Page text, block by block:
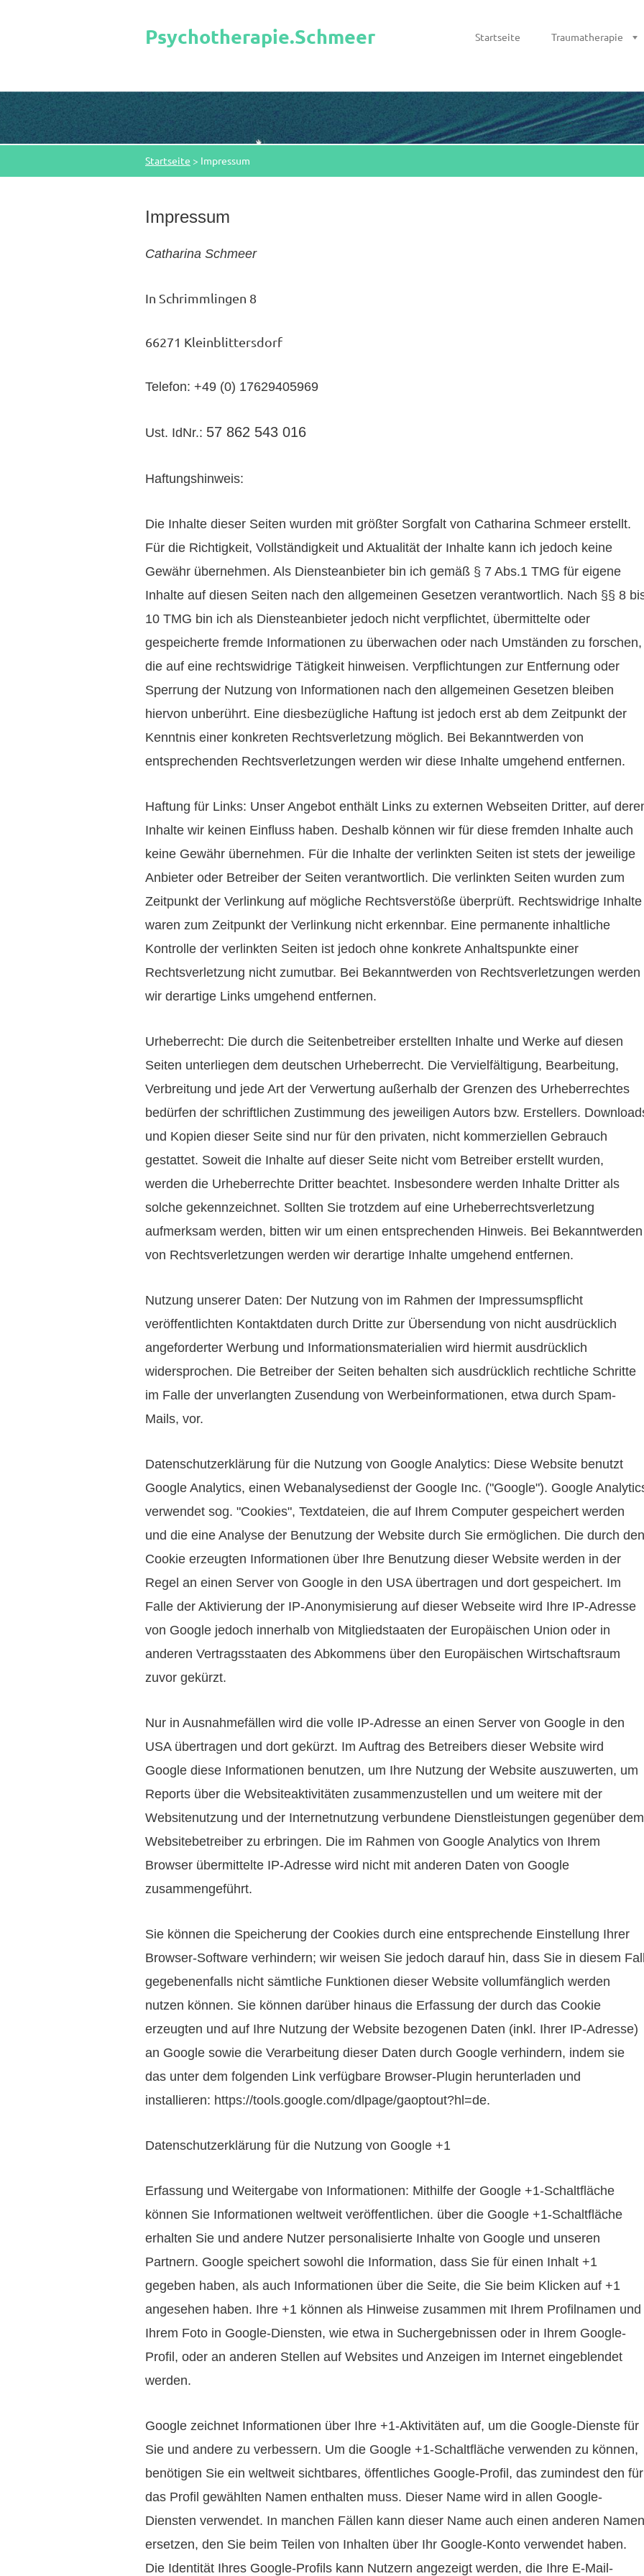
Psychotherapie.Schmeer Startseite Traumatherapie
Startseite > Impressum
Impressum
Catharina Schmeer
In Schrimmlingen 8
66271 Kleinblittersdorf
Telefon: +49 (0) 17629405969
Ust. IdNr.: 57 862 543 016
Haftungshinweis:
Die Inhalte dieser Seiten wurden mit größter Sorgfalt von Catharina Schmeer erstellt.
Für die Richtigkeit, Vollständigkeit und Aktualität der Inhalte kann ich jedoch keine
Gewähr übernehmen. Als Diensteanbieter bin ich gemäß § 7 Abs.1 TMG für eigene
Inhalte auf diesen Seiten nach den allgemeinen Gesetzen verantwortlich. Nach §§ 8
10 TMG bin ich als Diensteanbieter jedoch nicht verpflichtet, übermittelte oder
gespeicherte fremde Informationen zu überwachen oder nach Umständen zu forschen,
die auf eine rechtswidrige Tätigkeit hinweisen. Verpflichtungen zur Entfernung oder
Sperrung der Nutzung von Informationen nach den allgemeinen Gesetzen bleiben
hiervon unberührt. Eine diesbezügliche Haftung ist jedoch erst ab dem Zeitpunkt der
Kenntnis einer konkreten Rechtsverletzung möglich. Bei Bekanntwerden von
entsprechenden Rechtsverletzungen werden wir diese Inhalte umgehend entfernen.
Haftung für Links: Unser Angebot enthält Links zu externen Webseiten Dritter, auf
Inhalte wir keinen Einfluss haben. Deshalb können wir für diese fremden Inhalte auch
keine Gewähr übernehmen. Für die Inhalte der verlinkten Seiten ist stets der jeweilige
Anbieter oder Betreiber der Seiten verantwortlich. Die verlinkten Seiten wurden zum
Zeitpunkt der Verlinkung auf mögliche Rechtsverstöße überprüft. Rechtswidrige Inhalte
waren zum Zeitpunkt der Verlinkung nicht erkennbar. Eine permanente inhaltliche
Kontrolle der verlinkten Seiten ist jedoch ohne konkrete Anhaltspunkte einer
Rechtsverletzung nicht zumutbar. Bei Bekanntwerden von Rechtsverletzungen werden
wir derartige Links umgehend entfernen.
Urheberrecht: Die durch die Seitenbetreiber erstellten Inhalte und Werke auf diesen
Seiten unterliegen dem deutschen Urheberrecht. Die Vervielfältigung, Bearbeitung,
Verbreitung und jede Art der Verwertung außerhalb der Grenzen des Urheberrechtes
bedürfen der schriftlichen Zustimmung des jeweiligen Autors bzw. Erstellers.
und Kopien dieser Seite sind nur für den privaten, nicht kommerziellen Gebrauch
gestattet. Soweit die Inhalte auf dieser Seite nicht vom Betreiber erstellt wurden,
werden die Urheberrechte Dritter beachtet. Insbesondere werden Inhalte Dritter als
solche gekennzeichnet. Sollten Sie trotzdem auf eine Urheberrechtsverletzung
aufmerksam werden, bitten wir um einen entsprechenden Hinweis. Bei Bekanntwerden
von Rechtsverletzungen werden wir derartige Inhalte umgehend entfernen.
Nutzung unserer Daten: Der Nutzung von im Rahmen der Impressumspflicht
veröffentlichten Kontaktdaten durch Dritte zur Übersendung von nicht ausdrücklich
angeforderter Werbung und Informationsmaterialien wird hiermit ausdrücklich
widersprochen. Die Betreiber der Seiten behalten sich ausdrücklich rechtliche Schritte
im Falle der unverlangten Zusendung von Werbeinformationen, etwa durch Spam-
Mails, vor.
Datenschutzerklärung für die Nutzung von Google Analytics: Diese Website benutzt
Google Analytics, einen Webanalysedienst der Google Inc. ("Google"). Google
verwendet sog. "Cookies", Textdateien, die auf Ihrem Computer gespeichert werden
und die eine Analyse der Benutzung der Website durch Sie ermöglichen. Die durch den
Cookie erzeugten Informationen über Ihre Benutzung dieser Website werden in der
Regel an einen Server von Google in den USA übertragen und dort gespeichert. Im
Falle der Aktivierung der IP-Anonymisierung auf dieser Webseite wird Ihre IP-Adresse
von Google jedoch innerhalb von Mitgliedstaaten der Europäischen Union oder in
anderen Vertragsstaaten des Abkommens über den Europäischen Wirtschaftsraum
zuvor gekürzt.
Nur in Ausnahmefällen wird die volle IP-Adresse an einen Server von Google in den
USA übertragen und dort gekürzt. Im Auftrag des Betreibers dieser Website wird
Google diese Informationen benutzen, um Ihre Nutzung der Website auszuwerten, um
Reports über die Websiteaktivitäten zusammenzustellen und um weitere mit der
Websitenutzung und der Internetnutzung verbundene Dienstleistungen gegenüber dem
Websitebetreiber zu erbringen. Die im Rahmen von Google Analytics von Ihrem
Browser übermittelte IP-Adresse wird nicht mit anderen Daten von Google
zusammengeführt.
Sie können die Speicherung der Cookies durch eine entsprechende Einstellung Ihrer
Browser-Software verhindern; wir weisen Sie jedoch darauf hin, dass Sie in diesem
gegebenenfalls nicht sämtliche Funktionen dieser Website vollumfänglich werden
nutzen können. Sie können darüber hinaus die Erfassung der durch das Cookie
erzeugten und auf Ihre Nutzung der Website bezogenen Daten (inkl. Ihrer IP-Adresse)
an Google sowie die Verarbeitung dieser Daten durch Google verhindern, indem sie
das unter dem folgenden Link verfügbare Browser-Plugin herunterladen und
installieren: https://tools.google.com/dlpage/gaoptout?hl=de.
Datenschutzerklärung für die Nutzung von Google +1
Erfassung und Weitergabe von Informationen: Mithilfe der Google +1-Schaltfläche
können Sie Informationen weltweit veröffentlichen. über die Google +1-Schaltfläche
erhalten Sie und andere Nutzer personalisierte Inhalte von Google und unseren
Partnern. Google speichert sowohl die Information, dass Sie für einen Inhalt +1
gegeben haben, als auch Informationen über die Seite, die Sie beim Klicken auf +1
angesehen haben. Ihre +1 können als Hinweise zusammen mit Ihrem Profilnamen und
Ihrem Foto in Google-Diensten, wie etwa in Suchergebnissen oder in Ihrem Google-
Profil, oder an anderen Stellen auf Websites und Anzeigen im Internet eingeblendet
werden.
Google zeichnet Informationen über Ihre +1-Aktivitäten auf, um die Google-Dienste für
Sie und andere zu verbessern. Um die Google +1-Schaltfläche verwenden zu können,
benötigen Sie ein weltweit sichtbares, öffentliches Google-Profil, das zumindest den für
das Profil gewählten Namen enthalten muss. Dieser Name wird in allen Google-
Diensten verwendet. In manchen Fällen kann dieser Name auch einen anderen Namen
ersetzen, den Sie beim Teilen von Inhalten über Ihr Google-Konto verwendet haben.
Die Identität Ihres Google-Profils kann Nutzern angezeigt werden, die Ihre E-Mail-